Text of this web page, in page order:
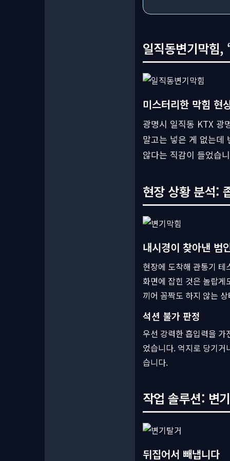
일직동변기막힘,
미스터리한 막힘 현
광명시 일직동 KTX 광
말고는 넣은 게 없는데
않다는 직감이 들었습
현장 상황 분석:
내시경이 찾아낸 범
현장에 도착해 관통기 테
화면에 잡힌 것은 놀랍
끼어 꼼짝도 하지 않는
석션 불가 판정
우선 강력한 흡입력을
었습니다. 억지로 당기거
습니다.
작업 솔루션: 변
뒤집어서 빼냅니다